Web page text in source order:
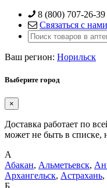
Skip
content
8 (800) 707-26-39
Связаться с нами
Ваш регион: Норильск
Выберите город
×
Доставка работает по
может не быть в списке,
А
Абакан, Альметьевск,
Архангельск, Астрахань,